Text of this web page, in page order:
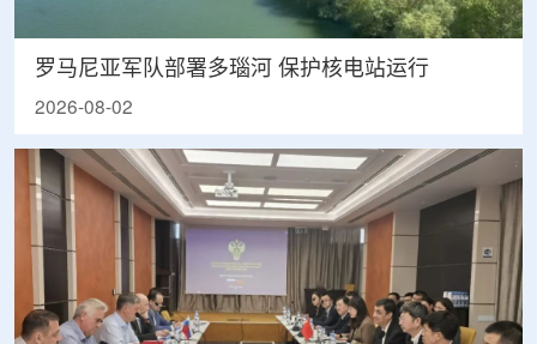
罗马尼亚军队部署多瑙河 保护核电站运行
2026-08-02